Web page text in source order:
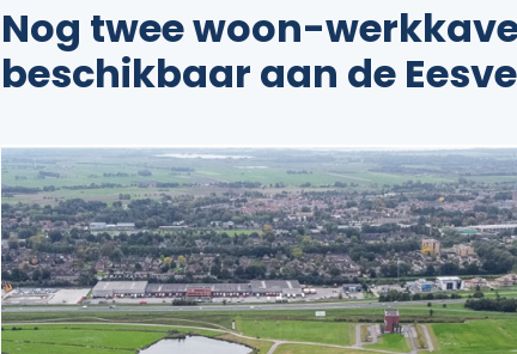
Nog twee woon-
beschikbaar aan de